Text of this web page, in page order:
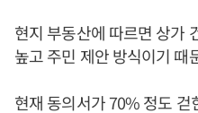
현지 부동산에 따르면 상가
높고 주민 제안 방식이기 때
현재 동의서가 70% 정도 걷